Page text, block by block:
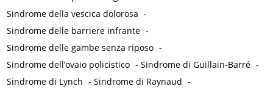
Sindrome della vescica dolorosa -
Sindrome delle barriere infrante -
Sindrome delle gambe senza riposo -
Sindrome dell’ovaio policistico -Sindrome di Guillain-Barré -
Sindrome di Lynch -Sindrome di Raynaud -